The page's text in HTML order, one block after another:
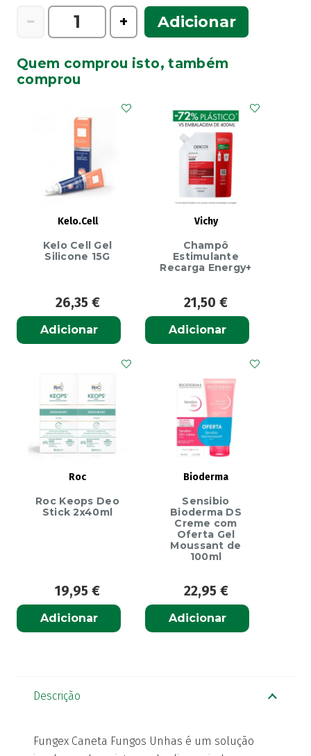
−
Quantidade
Caneta
Para
/Crescimento
+ Adicionar
Quem comprou isto, também
comprou
Kelo.Cell
Kelo Cell Gel
Silicone 15G
26,35 €
Adicionar
Vichy
Champô
Estimulante
Recarga Energy+
21,50 €
Adicionar
Roc
Roc Keops Deo
Stick 2x40ml
19,95 €
Adicionar
Bioderma
Sensibio
Bioderma DS
Creme com
Oferta Gel
Moussant de
100ml
22,95 €
Adicionar
Descrição
Fungex Caneta Fungos Unhas é um solução